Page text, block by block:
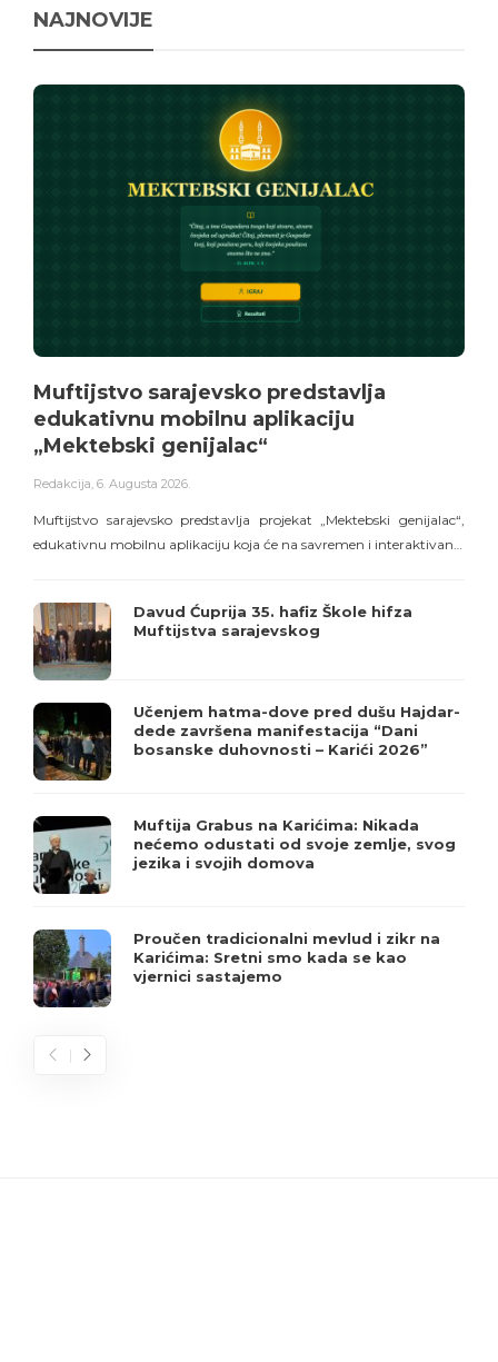
NAJNOVIJE
Muftijstvo sarajevsko predstavlja
edukativnu mobilnu aplikaciju
„Mektebski genijalac“
Redakcija, 6. Augusta 2026.
Muftijstvo sarajevsko predstavlja projekat „Mektebski genijalac“,
edukativnu mobilnu aplikaciju koja će na savremen i interaktivan…
Davud Ćuprija 35. hafiz Škole hifza
Muftijstva sarajevskog
Učenjem hatma-dove pred dušu Hajdar-
dede završena manifestacija “Dani
bosanske duhovnosti – Karići 2026”
Muftija Grabus na Karićima: Nikada
nećemo odustati od svoje zemlje, svog
jezika i svojih domova
Proučen tradicionalni mevlud i zikr na
Karićima: Sretni smo kada se kao
vjernici sastajemo